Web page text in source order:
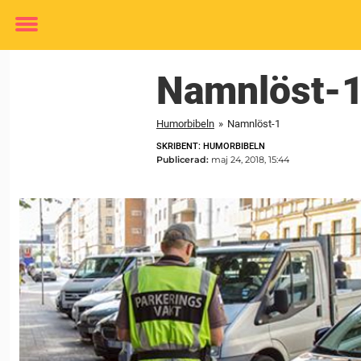
Toggle
Namnlöst-
Humorbibeln » Namnlöst-1
SKRIBENT: HUMORBIBELN
Publicerad: maj 24, 2018, 15:44